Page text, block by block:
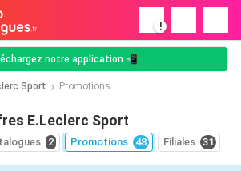
!
notre application 📲
Sport Promotions
E.Leclerc Sport
2 Promotions 48 Filiales 31